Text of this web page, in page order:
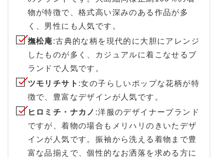
物が特徴で、格式高い深みのある作品が多
く、男性にも人気です。
撫松庵:古典的な柄を現代的に大胆にアレンジ
したものが多く、カジュアルに着こなせるブ
ランドで人気です。
ツモリチサト :女の子らしいポップな花柄が特
徴で、豊富なデザインが人気です。
ヒロミチ・ナカノ :洋服のデザイナーブランド
ですが、着物の場合もメリハリのきいたデザ
インが人気です。振袖から洗える着物まで豊
富な品揃えで、個性的なお洒落を求める方に